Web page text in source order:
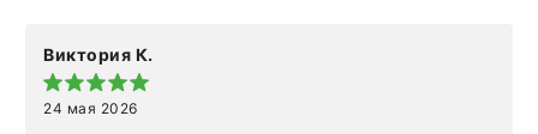
Виктория К.
24 мая 2026